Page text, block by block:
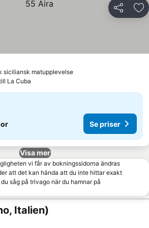
Dela
siciliansk matupplevelseSe priser
La Cuba
Se priser
Visa mer
vi får av bokningssidorna ändras
att det kan hända att du inte hittar exakt
såg på trivago när du hamnar på
Italien)